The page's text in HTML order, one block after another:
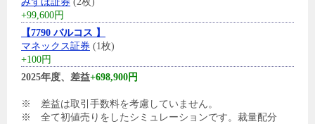
+99,600円
【7790 バルコス 】
マネックス証券 (1枚)
+100円
2025年度、差益+698,900円
※ 差益は取引手数料を考慮していません。
※ 全て初値売りをしたシミュレーションです。裁量配分